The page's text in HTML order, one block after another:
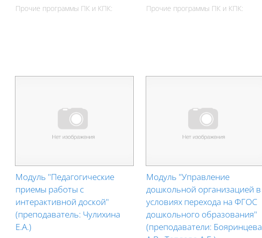
Прочие программы ПК и КПК: Прочие программы ПК и КПК:
Модуль "Педагогические
приемы работы с
интерактивной доской"
(преподаватель: Чулихина
Е.А.)
Модуль "Управление
дошкольной организацией в
условиях перехода на ФГОС
дошкольного образования"
(преподаватели: Бояринцева